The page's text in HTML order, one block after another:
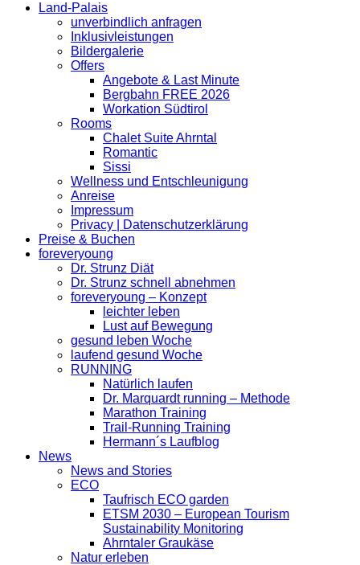
Land-Palais
unverbindlich anfragen
Inklusivleistungen
Bildergalerie
Offers
Angebote & Last Minute
Bergbahn FREE 2026
Workation Südtirol
Rooms
Chalet Suite Ahrntal
Romantic
Sissi
Wellness und Entschleunigung
Anreise
Impressum
Privacy | Datenschutzerklärung
Preise & Buchen
foreveryoung
Dr. Strunz Diät
Dr. Strunz schnell abnehmen
foreveryoung – Konzept
leichter leben
Lust auf Bewegung
gesund leben Woche
laufend gesund Woche
RUNNING
Natürlich laufen
Dr. Marquardt running – Methode
Marathon Training
Trail-Running Training
Hermann´s Laufblog
News
News and Stories
ECO
Taufrisch ECO garden
ETSM 2030 – European Tourism
Sustainability Monitoring
Ahrntaler Graukäse
Natur erleben